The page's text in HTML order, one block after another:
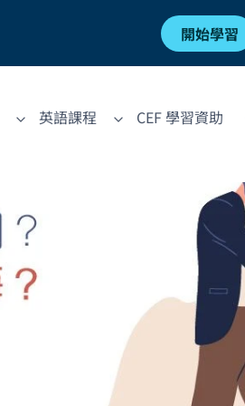
開始學習
英語課程 CEF 學習資助